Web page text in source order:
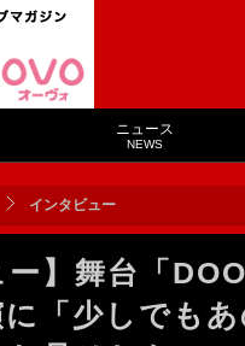
ニュース
NEWS
インタビュー
ー】舞台「
「少しでも